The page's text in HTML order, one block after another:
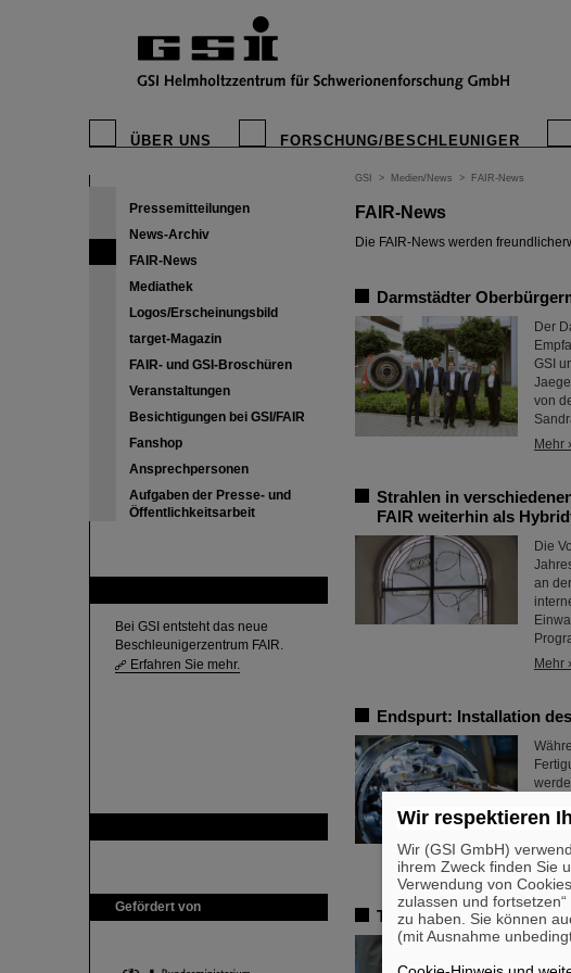
ÜBER UNS FORSCHUNG/BESCHLEUNIGER
Pressemitteilungen
News-Archiv
FAIR-News
Mediathek
Logos/Erscheinungsbild
target-Magazin
FAIR- und GSI-Broschüren
Veranstaltungen
Besichtigungen bei GSI/FAIR
Fanshop
Ansprechpersonen
Aufgaben der Presse- und
Öffentlichkeitsarbeit
Bei GSI entsteht das neue
Beschleunigerzentrum FAIR.
Erfahren Sie mehr.
Gefördert von
GSI > Medien/News > FAIR-News
FAIR-News
Die FAIR-News werden
Darmstädter
Der
GSI
von
Mehr
Strahlen in
FAIR weiterhin als
Die
an
Mehr
Endspurt: Installation
wird
Mehr
Trauer um Bikash Sinha
FAIR
für
Wir respektieren
Wir (GSI GmbH)
ihrem Zweck finden Sie
Verwendung von
zulassen und
zu haben. Sie können
(mit Ausnahme